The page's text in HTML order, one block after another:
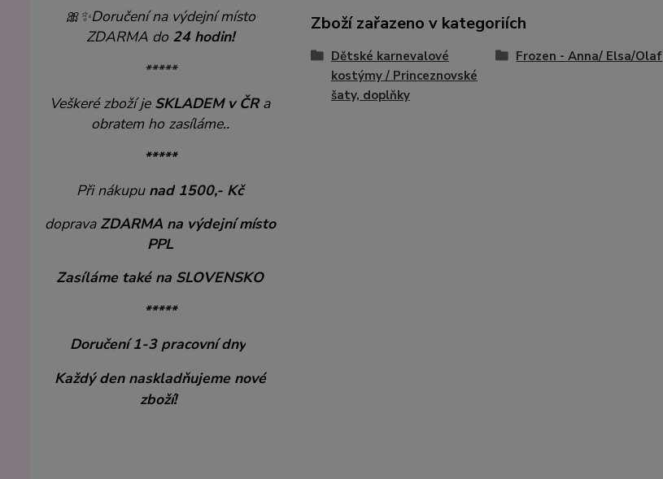
🎀✨Doručení na výdejní místo
ZDARMA do 24 hodin!
*****
Veškeré zboží je SKLADEM v ČRa
obratem ho zasíláme..
*****
Při nákupu nad 1500,- Kč
doprava ZDARMA na výdejní místo
PPL
Zasíláme také na SLOVENSKO
*****
Doručení 1-3 pracovní dny
Každý den naskladňujeme nové
zboží!
Zboží zařazeno v kategoriích
Dětské karnevalové
kostýmy / Princeznovské
šaty, doplňky
Frozen - Anna/ Elsa/Olaf